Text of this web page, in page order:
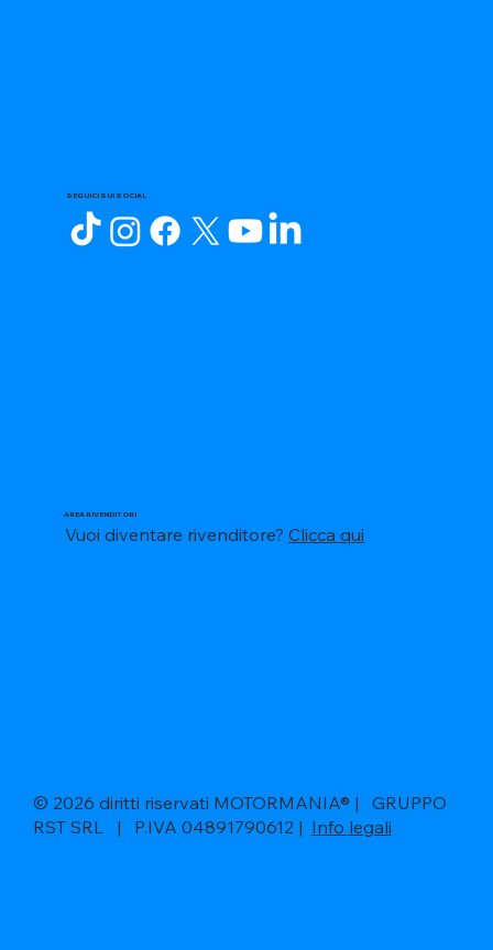
SEGUICI SUI SOCIAL
AREA RIVENDITORI
Vuoi diventare rivenditore?Clicca qui
© 2026 diritti riservati MOTORMANIA® | GRUPPO
RST SRL | P.IVA 04891790612 | Info legali